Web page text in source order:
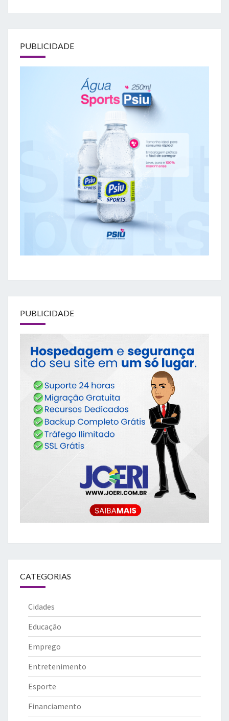
PUBLICIDADE
PUBLICIDADE
CATEGORIAS
Cidades
Educação
Emprego
Entretenimento
Esporte
Financiamento